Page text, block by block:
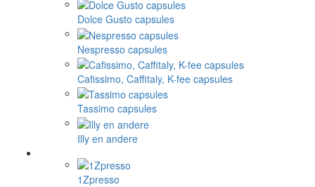
Dolce Gusto capsules
Nespresso capsules
Cafissimo, Caffitaly, K-fee capsules
Tassimo capsules
Illy en andere
1Zpresso